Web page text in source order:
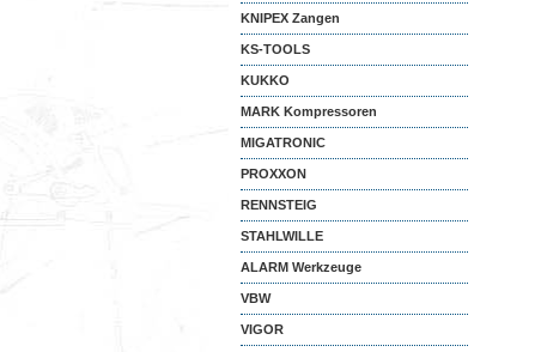
KNIPEX Zangen
KS-TOOLS
KUKKO
MARK Kompressoren
MIGATRONIC
PROXXON
RENNSTEIG
STAHLWILLE
ALARM Werkzeuge
VBW
VIGOR